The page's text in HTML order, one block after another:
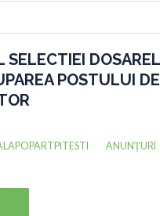
SELECTIEI
POSTULUI DE
ANUNȚURI